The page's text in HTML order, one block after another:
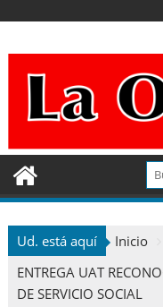
contenido
Ud. está aquí Inicio
ENTREGA UAT
DE SERVICIO SOCIAL